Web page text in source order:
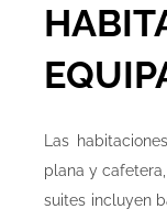
Las
plana y
suites incluyen